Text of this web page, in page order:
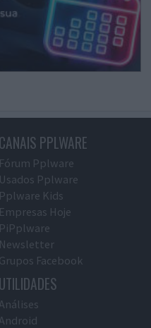
CANAIS PPLWARE
Fórum Pplware
Usados Pplware
Pplware Kids
Empresas Hoje
PiPplware
Newsletter
Grupos Facebook
UTILIDADES
Análises
Android